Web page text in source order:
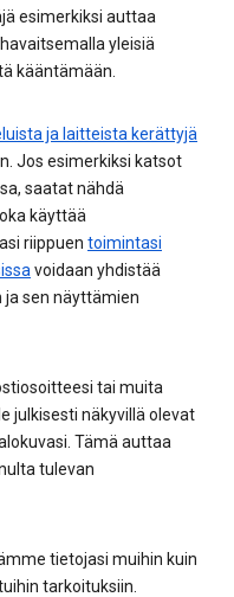
esimerkiksi auttaa
yleisiä
kääntämään.
ja laitteista kerättyjä
Jos esimerkiksi katsot
saatat nähdä
käyttää
riippuen toimintasi
voidaan yhdistää
ja sen näyttämien
tai muita
julkisesti näkyvillä olevat
Tämä auttaa
tulevan
tietojasi muihin kuin
tarkoituksiin.